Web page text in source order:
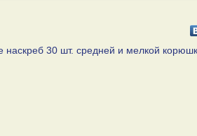
30 шт. средней и мелкой